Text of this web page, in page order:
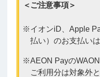
＜ご注意事項＞
イオンiD、Apple
払い）のお支払い
AEON PayのWAON
ご利用分は対象外